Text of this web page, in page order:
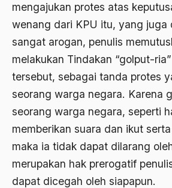
mengajukan protes atas
wenang dari KPU itu, yang juga
sangat arogan, penulis
melakukan Tindakan “golput-
tersebut, sebagai tanda protes
seorang warga negara. Karena
seorang warga negara, seperti
memberikan suara dan ikut
maka ia tidak dapat dilarang
merupakan hak prerogatif
dapat dicegah oleh siapapun.
1989
1987
1986
1984
1983
1982
Adat Pra-Islam
Adat Siri
Adi Sasono
Adil dan Makmur
Administrasi Negara
Adnan Buyung Nasution
Adopsi